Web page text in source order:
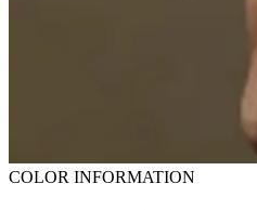
COLOR INFORMATION